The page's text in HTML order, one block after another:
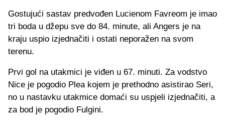
Gostujući sastav predvođen Lucienom Favreom je imao
tri boda u džepu sve do 84. minute, ali Angers je na
kraju uspio izjednačiti i ostati neporažen na svom
terenu.
Prvi gol na utakmici je viđen u 67. minuti. Za vodstvo
Nice je pogodio Plea kojem je prethodno asistirao Seri,
no u nastavku utakmice domaći su uspjeli izjednačiti, a
za bod je pogodio Fulgini.